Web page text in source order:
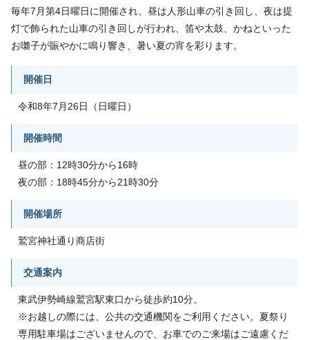
毎年7月第4日曜日に開催され、昼は人形山車の引き回し、夜は提
灯で飾られた山車の引き回しが行われ、笛や太鼓、かねといった
お囃子が賑やかに鳴り響き、暑い夏の宵を彩ります。
開催日
令和8年7月26日（日曜日）
開催時間
昼の部：12時30分から16時
夜の部：18時45分から21時30分
開催場所
鷲宮神社通り商店街
交通案内
東武伊勢崎線鷲宮駅東口から徒歩約10分。
※お越しの際には、公共の交通機関をご利用ください。夏祭り
専用駐車場はございませんので、お車でのご来場はご遠慮くだ